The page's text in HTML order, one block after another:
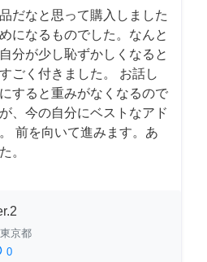
だなと思って購入しました
になるものでした。なんと
分が少し恥ずかしくなると
ごく付きました。 お話し
すると重みがなくなるので
、今の自分にベストなアド
前を向いて進みます。あ
。
東京都
0